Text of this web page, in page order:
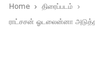
Home
திரைப்படம்
ராட்சசன் ஓடலைன்னா அடுத்த